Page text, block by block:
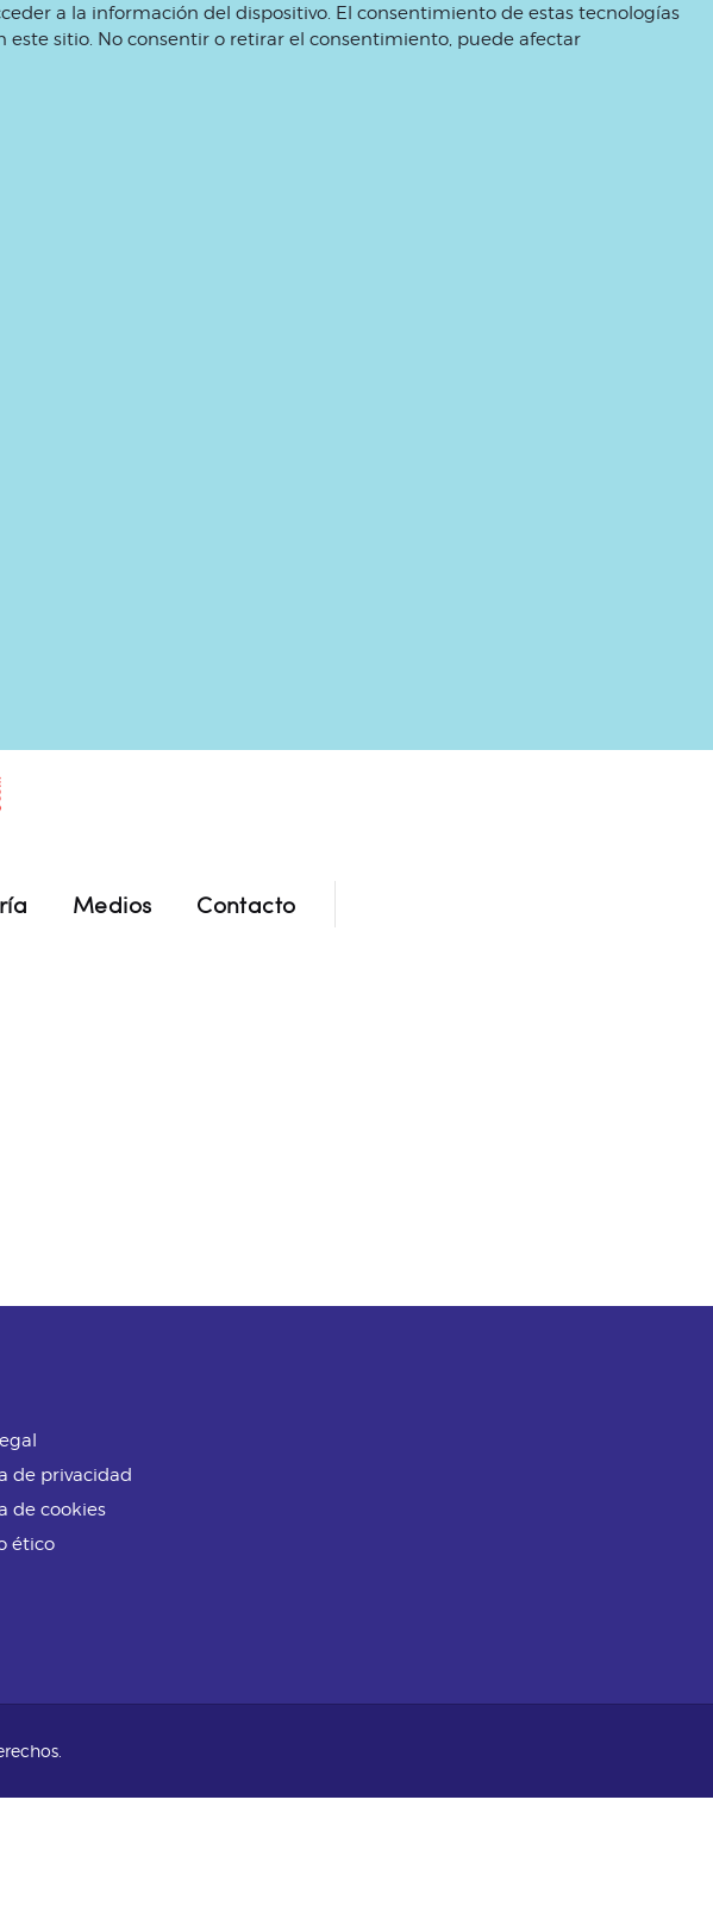
a la información del dispositivo. El consentimiento de estas tecnologías
sitio. No consentir o retirar el consentimiento, puede afectar
Medios Contacto
de privacidad
de cookies
ético